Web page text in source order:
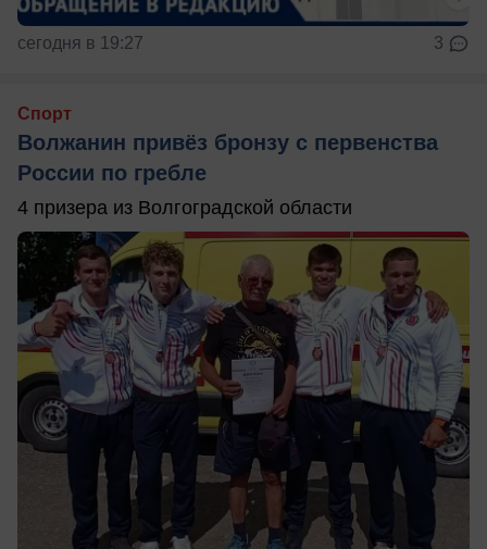
сегодня в 19:27 3
Спорт
Волжанин привёз бронзу с первенства
России по гребле
4 призера из Волгоградской области